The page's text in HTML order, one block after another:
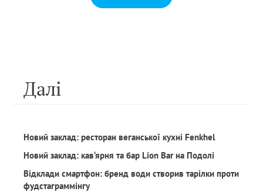
Далi
Новий заклад: ресторан веганської кухні Fenkhel
Новий заклад: кав‘ярня та бар Lion Bar на Подолі
Відклади смартфон: бренд води створив тарілки проти
фудстаграммінгу